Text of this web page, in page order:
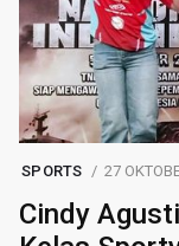
SPORTS 27
Cindy